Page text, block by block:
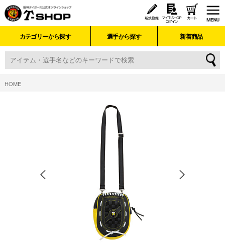
カテゴリーから探す 選手から探す 新着商品
HOME